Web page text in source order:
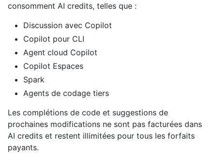
consomment AI credits, telles que :
Discussion avec Copilot
Copilot pour CLI
Agent cloud Copilot
Copilot Espaces
Spark
Agents de codage tiers
Les complétions de code et suggestions de
prochaines modifications ne sont pas facturées dans
AI credits et restent illimitées pour tous les forfaits
payants.